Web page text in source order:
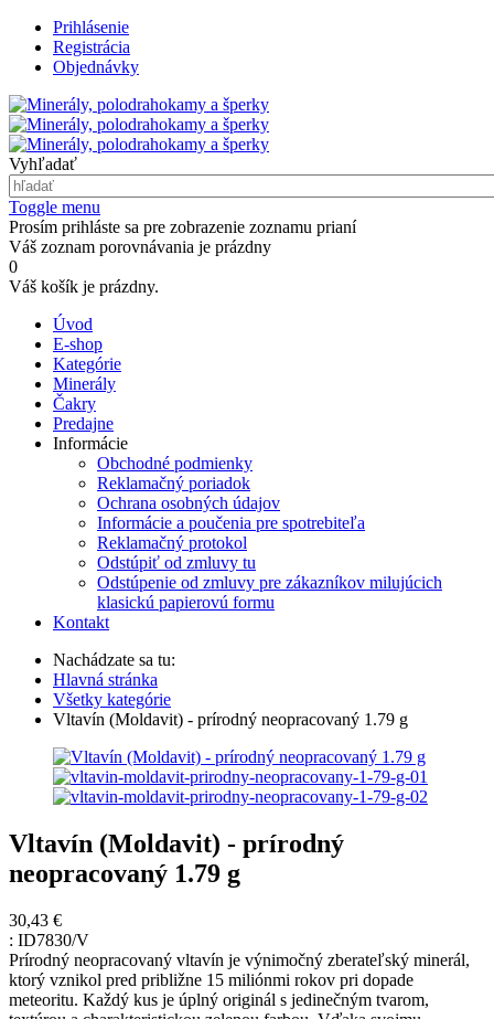
Prihlásenie
Registrácia
Objednávky
Vyhľadať
Toggle menu
Prosím prihláste sa pre zobrazenie zoznamu prianí
Váš zoznam porovnávania je prázdny
0
Váš košík je prázdny.
Úvod
E-shop
Kategórie
Minerály
Čakry
Predajne
Informácie
Obchodné podmienky
Reklamačný poriadok
Ochrana osobných údajov
Informácie a poučenia pre spotrebiteľa
Reklamačný protokol
Odstúpiť od zmluvy tu
Odstúpenie od zmluvy pre zákazníkov milujúcich
klasickú papierovú formu
Kontakt
Nachádzate sa tu:
Hlavná stránka
Všetky kategórie
Vltavín (Moldavit) - prírodný neopracovaný 1.79 g
Vltavín (Moldavit) - prírodný
neopracovaný 1.79 g
30,43 €
: ID7830/V
Prírodný neopracovaný vltavín je výnimočný zberateľský minerál,
ktorý vznikol pred približne 15 miliónmi rokov pri dopade
meteoritu. Každý kus je úplný originál s jedinečným tvarom,